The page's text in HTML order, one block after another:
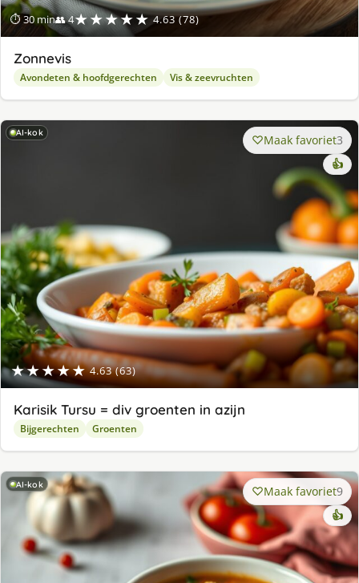
⏱ 30 min👥 4★★★★★ 4.63 (78)
Zonnevis
Avondeten & hoofdgerechten Vis & zeevruchten
AI-kok
★★★★★ 4.63 (63)
Maak favoriet3
👍
Karisik Tursu = div groenten in azijn
Bijgerechten Groenten
AI-kok Maak favoriet9
👍